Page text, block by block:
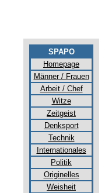
SPAPO
Homepage
Männer / Frauen
Arbeit / Chef
Witze
Zeitgeist
Denksport
Technik
Internationales
Politik
Originelles
Weisheit